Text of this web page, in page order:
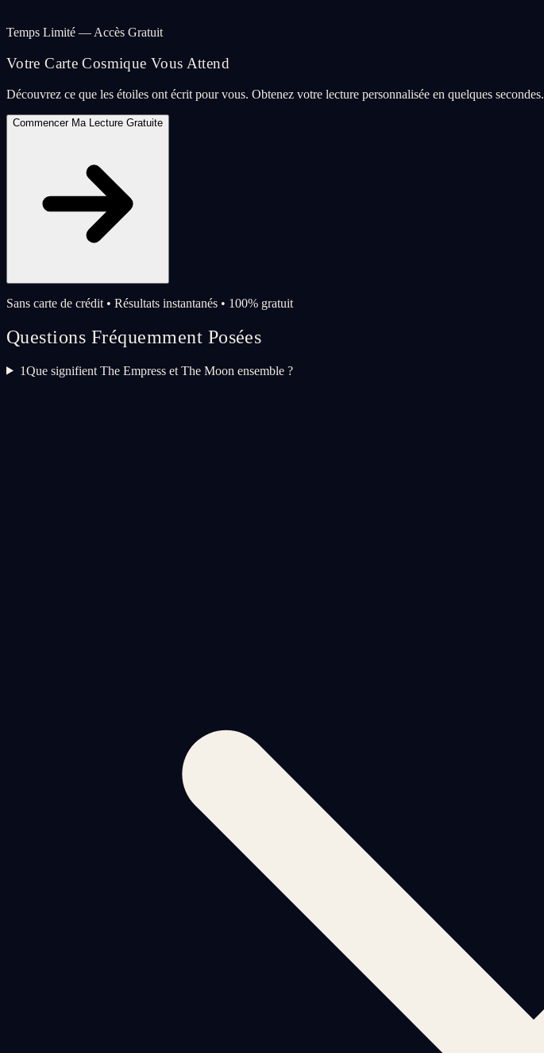
Temps Limité — Accès Gratuit
Votre Carte Cosmique Vous Attend
Découvrez ce que les étoiles ont écrit pour vous. Obtenez votre lecture personnalisée en quelques secondes.
Commencer Ma Lecture Gratuite
Sans carte de crédit • Résultats instantanés • 100% gratuit
Questions Fréquemment Posées
1Que signifient The Empress et The Moon ensemble ?